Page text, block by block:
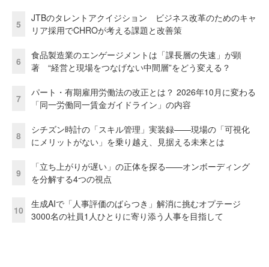
5
JTBのタレントアクイジション ビジネス改革のためのキャ
リア採用でCHROが考える課題と改善策
6
食品製造業のエンゲージメントは「課長層の失速」が顕
著 “経営と現場をつなげない中間層”をどう変える？
7
パート・有期雇用労働法の改正とは？ 2026年10月に変わる
「同一労働同一賃金ガイドライン」の内容
8
シチズン時計の「スキル管理」実装録——現場の「可視化
にメリットがない」を乗り越え、見据える未来とは
9
「立ち上がりが遅い」の正体を探る——オンボーディング
を分解する4つの視点
10
生成AIで「人事評価のばらつき」解消に挑むオプテージ
3000名の社員1人ひとりに寄り添う人事を目指して